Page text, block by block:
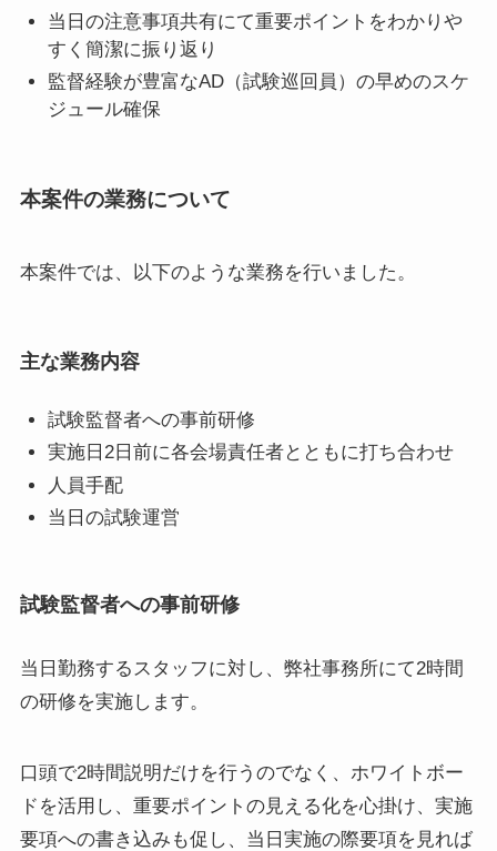
当日の注意事項共有にて重要ポイントをわかりや
すく簡潔に振り返り
監督経験が豊富なAD（試験巡回員）の早めのスケ
ジュール確保
本案件の業務について
本案件では、以下のような業務を行いました。
主な業務内容
試験監督者への事前研修
実施日2日前に各会場責任者とともに打ち合わせ
人員手配
当日の試験運営
試験監督者への事前研修
当日勤務するスタッフに対し、弊社事務所にて2時間
の研修を実施します。
口頭で2時間説明だけを行うのでなく、ホワイトボー
ドを活用し、重要ポイントの見える化を心掛け、実施
要項への書き込みも促し、当日実施の際要項を見れば